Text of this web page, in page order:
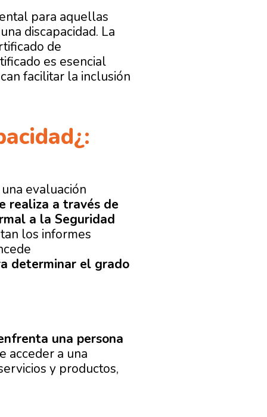
para aquellas
discapacidad. La
de
es esencial
facilitar la inclusión
evaluación
realiza a través de
a la Seguridad
los informes
determinar el grado
una persona
acceder a una
y productos,